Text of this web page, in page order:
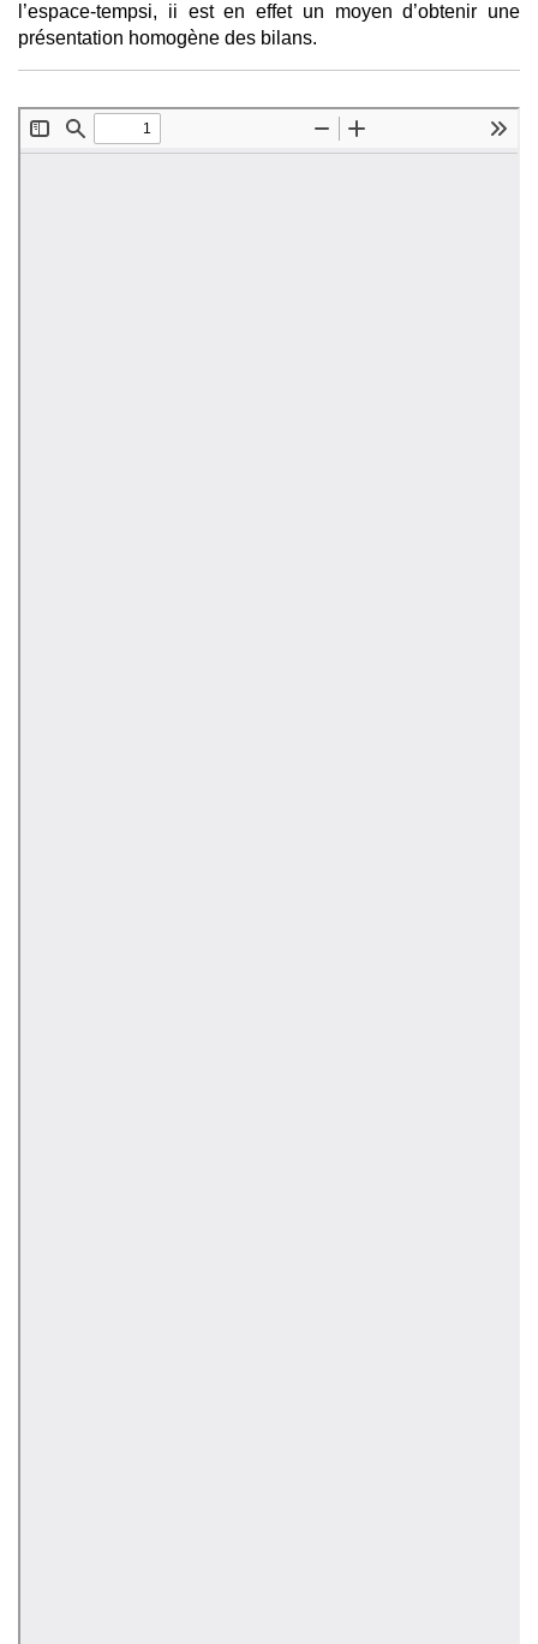
l’espace-tempsi, ii est en effet un moyen d’obtenir une
présentation homogène des bilans.